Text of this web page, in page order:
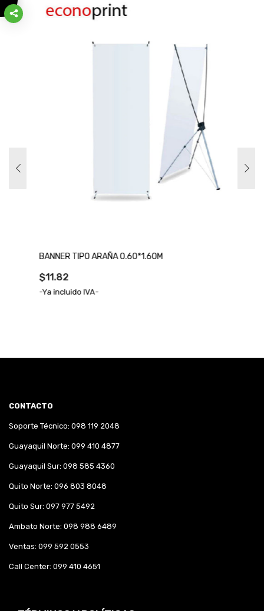
BANNER TIPO ARAÑA 0.60*1.60M
-Ya incluido IVA-
CONTACTO
Soporte Técnico: 098 119 2048
Guayaquil Norte: 099 410 4877
Guayaquil Sur: 098 585 4360
Quito Norte: 096 803 8048
Quito Sur: 097 977 5492
Ambato Norte: 098 988 6489
Ventas: 099 592 0553
Call Center: 099 410 4651